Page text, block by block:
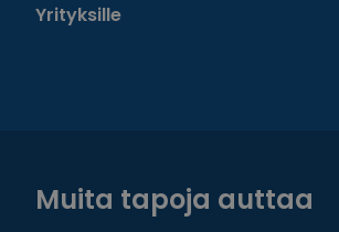
Yrityksille
Muita tapoja auttaa